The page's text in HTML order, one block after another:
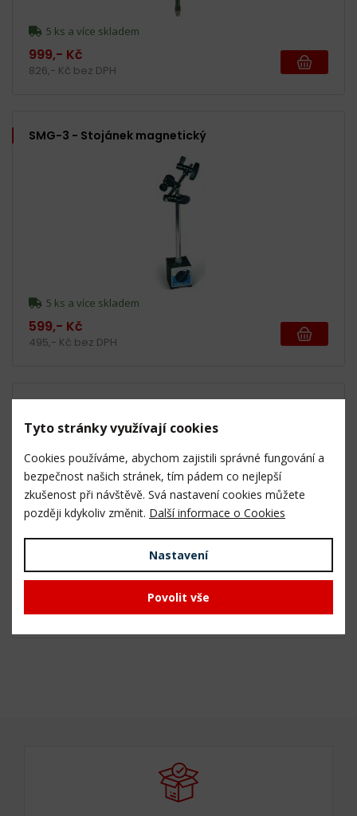
5 ks a více skladem
999,- Kč
826,- Kč bez DPH
SMG-3 - Stojánek magnetický
5 ks a více skladem
599,- Kč
495,- Kč bez DPH
5 ks a více skladem
826,- Kč bez DPH
Tyto stránky využívají cookies
Cookies používáme, abychom zajistili správné fungování a
bezpečnost našich stránek, tím pádem co nejlepší
zkušenost při návštěvě. Svá nastavení cookies můžete
později kdykoliv změnit. Další informace o Cookies
Nastavení
Povolit vše